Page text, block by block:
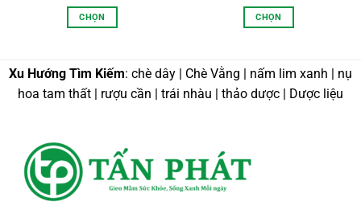
CHỌN
này
có
nhiều
chọn
CHỌN
này
nhiều
Xu Hướng Tìm Kiếm: chè dây | Chè Vằng | nấm lim xanh | nụ
hoa tam thất | rượu cần | trái nhàu | thảo dược | Dược liệu